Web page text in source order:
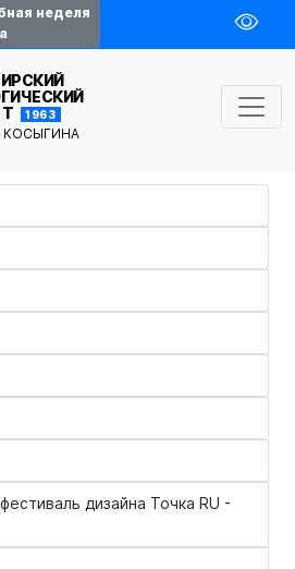
неделя
1963
КОСЫГИНА
дизайна Точка RU -